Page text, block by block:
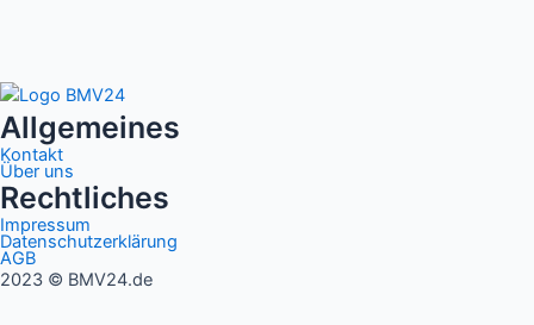
Allgemeines
Kontakt
Über uns
Rechtliches
Impressum
Datenschutzerklärung
AGB
2023 © BMV24.de